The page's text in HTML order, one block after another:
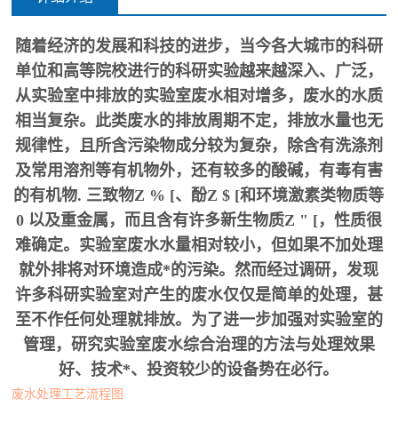
随着经济的发展和科技的进步，当今各大城市的科研
单位和高等院校进行的科研实验越来越深入、广泛，
从实验室中排放的实验室废水相对增多，废水的水质
相当复杂。此类废水的排放周期不定，排放水量也无
规律性，且所含污染物成分较为复杂，除含有洗涤剂
及常用溶剂等有机物外，还有较多的酸碱，有毒有害
的有机物. 三致物Z % [、酚Z $ [和环境激素类物质等
0 以及重金属，而且含有许多新生物质Z " [，性质很
难确定。实验室废水水量相对较小，但如果不加处理
就外排将对环境造成*的污染。然而经过调研，发现
许多科研实验室对产生的废水仅仅是简单的处理，甚
至不作任何处理就排放。为了进一步加强对实验室的
管理，研究实验室废水综合治理的方法与处理效果
好、技术*、投资较少的设备势在必行。
废水处理工艺流程图